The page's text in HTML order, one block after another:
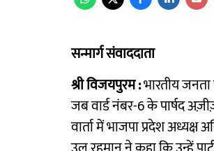
सन्मार्ग संवाददाता
श्री विजयपुरम :भारतीय
जब वार्ड नंबर-6 के पार्षद
वार्ता में भाजपा प्रदेश